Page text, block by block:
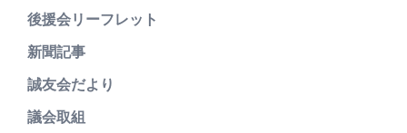
後援会リーフレット
新聞記事
誠友会だより
議会取組